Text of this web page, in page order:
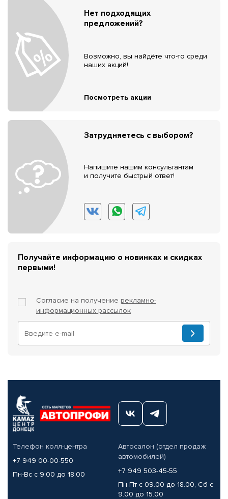
Нет подходящих
предложений?
Возможно, вы найдёте что-то среди
наших акций!
Посмотреть акции
Затрудняетесь с выбором?
Напишите нашим консультантам
и получите быстрый ответ!
Получайте информацию о новинках и скидках
первыми!
Согласие на получение рекламно-
информационных рассылок
Телефон колл-центра
+7 949 00-00-550
Пн-Вс с 9.00 до 18.00
Автосалон (отдел продаж
автомобилей)
+7 949 503-45-55
Пн-Пт с 09.00 до 18.00, Сб с
9.00 до 15.00